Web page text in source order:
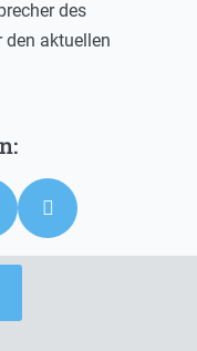
des
den aktuellen